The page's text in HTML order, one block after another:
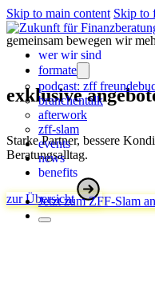
Skip to main content Skip to
wer wir sind
formate
podcast: zff
branchentalk
afterwork
zff-slam
events
news
benefits
Jetzt zum ZFF-Slam
exklusive
gemeinsam bewegen wir
Starke Partner, bessere
Beratungsalltag.
zur Übersicht